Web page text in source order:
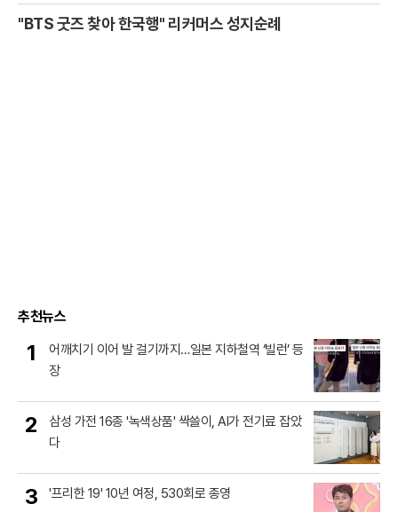
"BTS 굿즈 찾아 한국행" 리커머스 성지순례
추천뉴스
1
어깨치기 이어 발 걸기까지…일본 지하철역 ‘빌런’ 등
장
2
삼성 가전 16종 '녹색상품' 싹쓸이, AI가 전기료 잡았
다
3 '프리한 19' 10년 여정, 530회로 종영